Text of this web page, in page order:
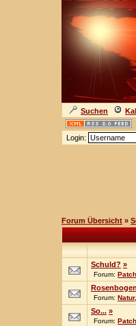
Suchen
Login:
Forum Übersicht »
Schuld? »
Forum:
Rosenbogen
Forum:
So... »
Forum: